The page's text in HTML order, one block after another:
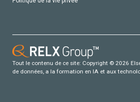
Tout le contenu de ce site: Copyright © 2026
de données, a la formation en IA et aux